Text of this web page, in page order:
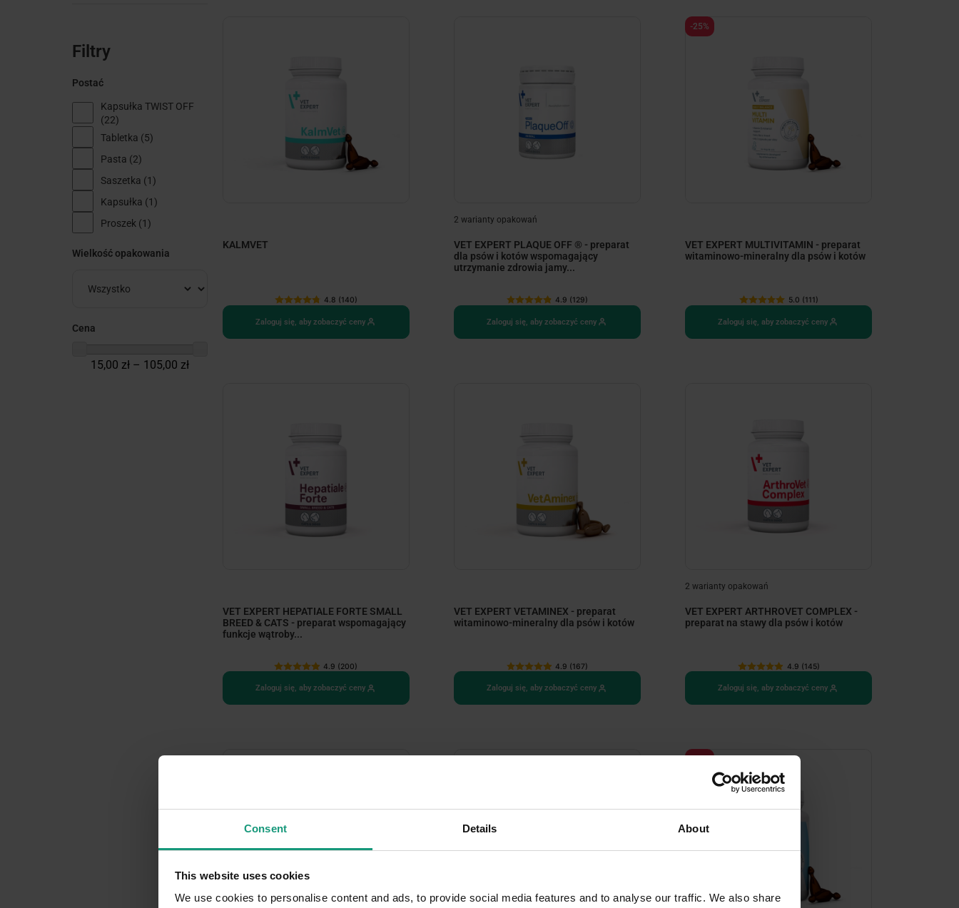
Consent Details About
This website uses cookies
We use cookies to personalise content and ads, to provide social media features and to analyse our traffic. We also share
Filtry
Postać
Kapsułka TWIST OFF
(22)
Tabletka (5)
Pasta (2)
Saszetka (1)
Kapsułka (1)
Proszek (1)
Wielkość opakowania
Cena
15,00 zł – 105,00 zł
KALMVET
4.8 (140)
Zaloguj się, aby zobaczyć ceny
2 warianty opakowań
VET EXPERT PLAQUE OFF ® - preparat
dla psów i kotów wspomagający
utrzymanie zdrowia jamy...
4.9 (129)
Zaloguj się, aby zobaczyć ceny
VET EXPERT MULTIVITAMIN - preparat
witaminowo-mineralny dla psów i kotów
5.0 (111)
Zaloguj się, aby zobaczyć ceny
-25%
VET EXPERT HEPATIALE FORTE SMALL
BREED & CATS - preparat wspomagający
funkcje wątroby...
4.9 (200)
Zaloguj się, aby zobaczyć ceny
VET EXPERT VETAMINEX - preparat
witaminowo-mineralny dla psów i kotów
4.9 (167)
Zaloguj się, aby zobaczyć ceny
2 warianty opakowań
VET EXPERT ARTHROVET COMPLEX -
preparat na stawy dla psów i kotów
4.9 (145)
Zaloguj się, aby zobaczyć ceny